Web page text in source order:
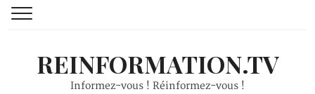
REINFORMATION.TV
Informez-vous ! Réinformez-vous !